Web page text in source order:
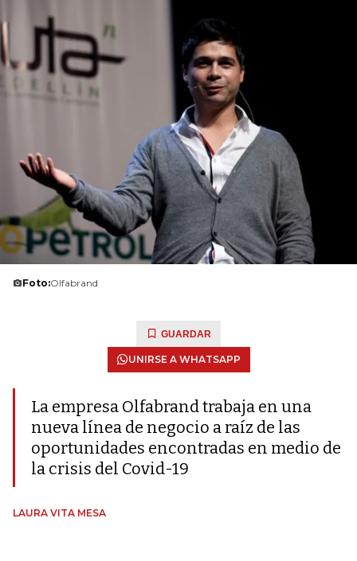
Foto:Olfabrand
GUARDAR
UNIRSE A WHATSAPP
La empresa Olfabrand trabaja en una
nueva línea de negocio a raíz de las
oportunidades encontradas en medio de
la crisis del Covid-19
LAURA VITA MESA